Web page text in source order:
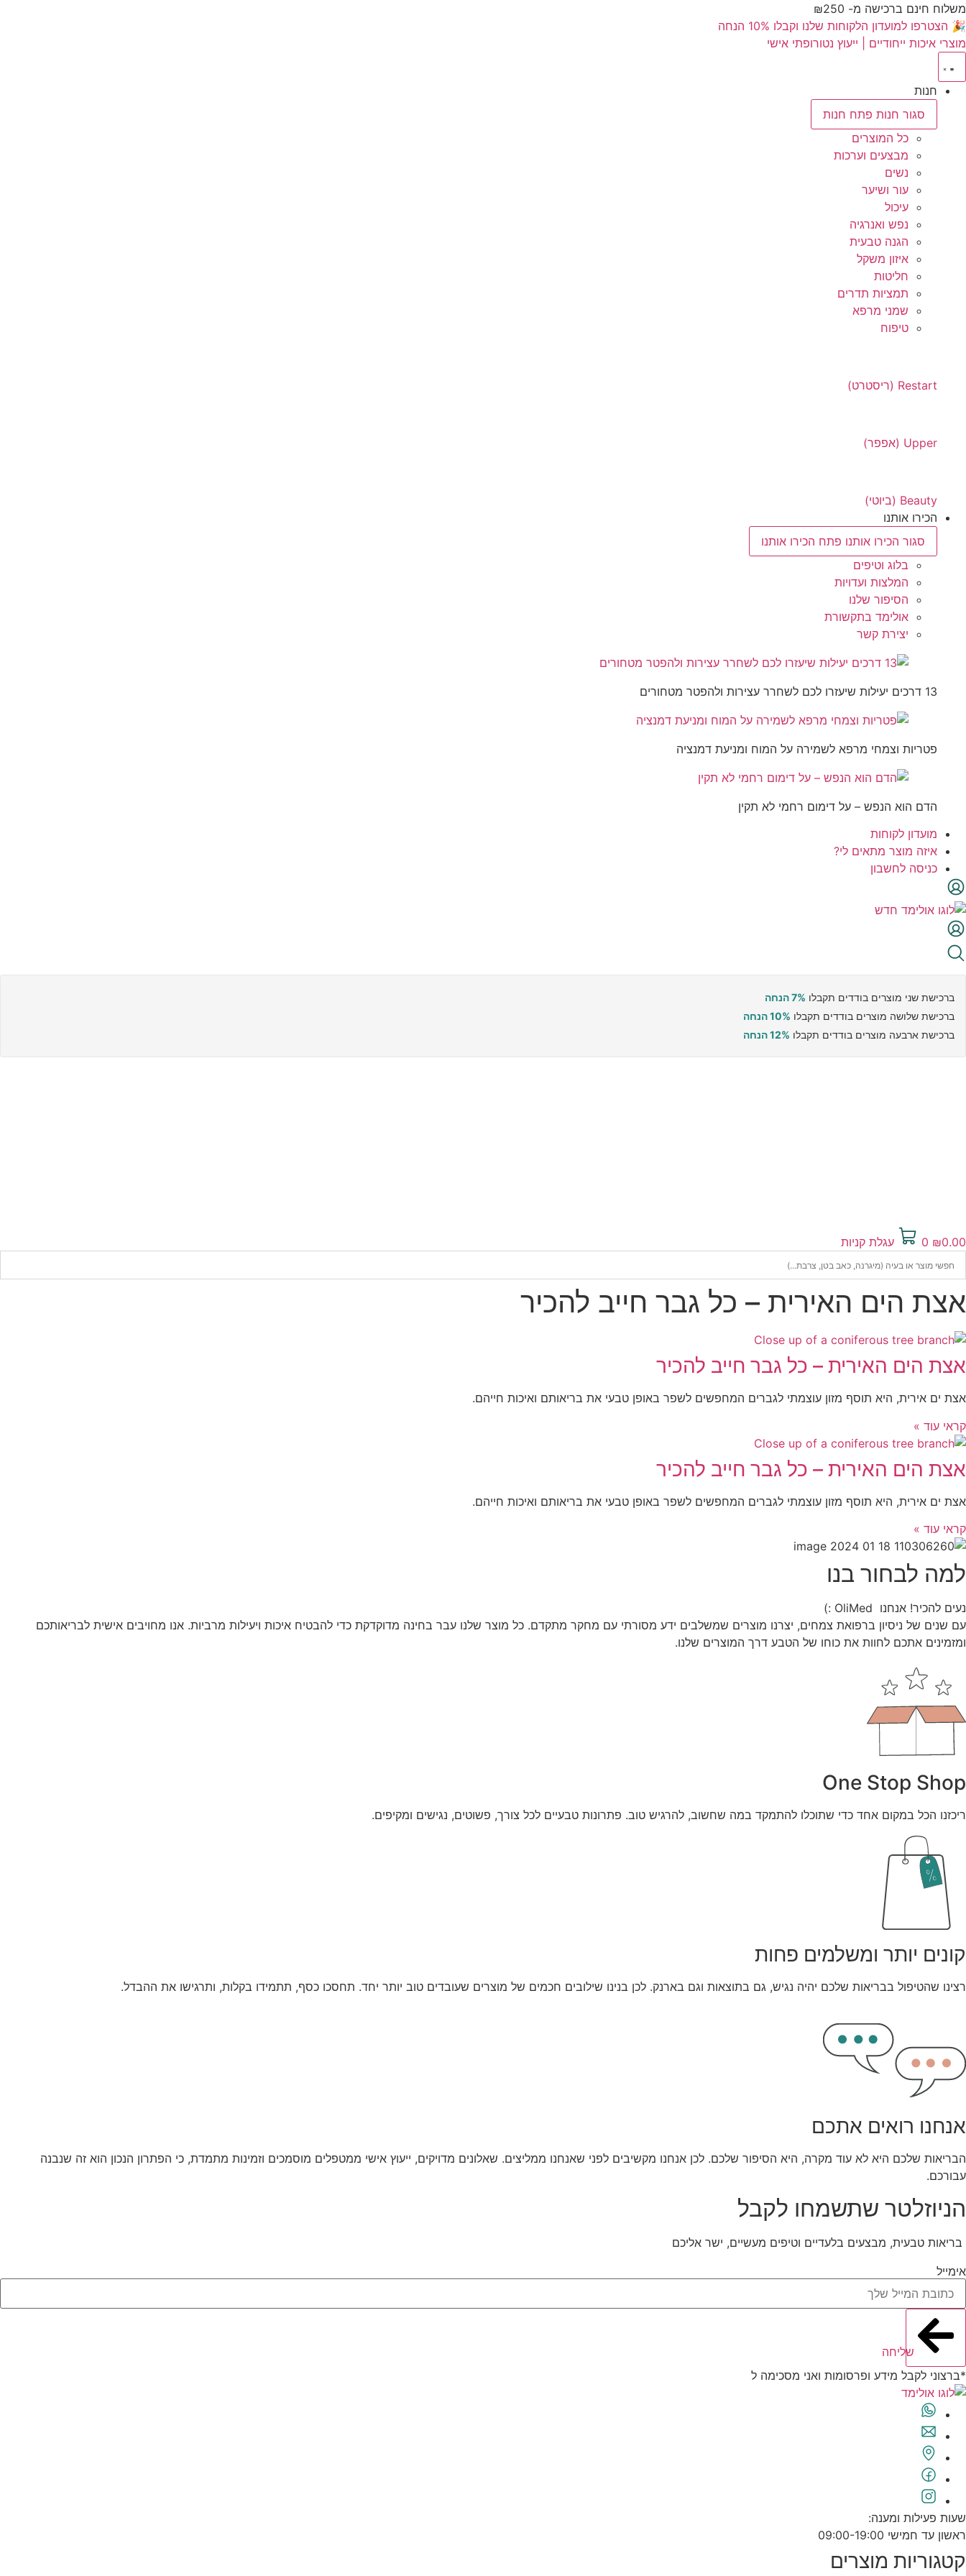
משלוח חינם ברכישה מ- ₪250
🎉 הצטרפו למועדון הלקוחות שלנו וקבלו 10% הנחה
מוצרי איכות ייחודיים | ייעוץ נטורופתי אישי
חנות
סגור חנות פתח חנות
כל המוצרים
מבצעים וערכות
נשים
עור ושיער
עיכול
נפש ואנרגיה
הגנה טבעית
איזון משקל
חליטות
תמציות תדרים
שמני מרפא
טיפוח
Restart (ריסטרט)
Upper (אפפר)
Beauty (ביוטי)
הכירו אותנו
סגור הכירו אותנו פתח הכירו אותנו
בלוג וטיפים
המלצות ועדויות
הסיפור שלנו
אולימד בתקשורת
יצירת קשר
13 דרכים יעילות שיעזרו לכם לשחרר עצירות ולהפטר מטחורים
פטריות וצמחי מרפא לשמירה על המוח ומניעת דמנציה
הדם הוא הנפש – על דימום רחמי לא תקין
מועדון לקוחות
איזה מוצר מתאים לי?
כניסה לחשבון
ברכישת שני מוצרים בודדים תקבלו 7% הנחה
ברכישת שלושה מוצרים בודדים תקבלו 10% הנחה
ברכישת ארבעה מוצרים בודדים תקבלו 12% הנחה
₪0.00
0 עגלת קניות
אצת הים האירית – כל גבר חייב להכיר
אצת הים האירית – כל גבר חייב להכיר
אצת ים אירית, היא תוסף מזון עוצמתי לגברים המחפשים לשפר באופן טבעי את בריאותם ואיכות חייהם.
קראי עוד »
אצת הים האירית – כל גבר חייב להכיר
אצת ים אירית, היא תוסף מזון עוצמתי לגברים המחפשים לשפר באופן טבעי את בריאותם ואיכות חייהם.
קראי עוד »
למה לבחור בנו
נעים להכיר! אנחנו OliMed :)
עם שנים של ניסיון ברפואת צמחים, יצרנו מוצרים שמשלבים ידע מסורתי עם מחקר מתקדם. כל מוצר שלנו עבר בחינה מדוקדקת כדי להבטיח איכות ויעילות מרביות. אנו מחויבים אישית לבריאותכם
ומזמינים אתכם לחוות את כוחו של הטבע דרך המוצרים שלנו.
One Stop Shop
ריכזנו הכל במקום אחד כדי שתוכלו להתמקד במה שחשוב, להרגיש טוב. פתרונות טבעיים לכל צורך, פשוטים, נגישים ומקיפים.
קונים יותר ומשלמים פחות
רצינו שהטיפול בבריאות שלכם יהיה נגיש, גם בתוצאות וגם בארנק. לכן בנינו שילובים חכמים של מוצרים שעובדים טוב יותר יחד. תחסכו כסף, תתמידו בקלות, ותרגישו את ההבדל.
אנחנו רואים אתכם
הבריאות שלכם היא לא עוד מקרה, היא הסיפור שלכם. לכן אנחנו מקשיבים לפני שאנחנו ממליצים. שאלונים מדויקים, ייעוץ אישי ממטפלים מוסמכים וזמינות מתמדת, כי הפתרון הנכון הוא זה שנבנה
עבורכם.
הניוזלטר שתשמחו לקבל
בריאות טבעית, מבצעים בלעדיים וטיפים מעשיים, ישר אליכם
אימייל
שליחה
*ברצוני לקבל מידע ופרסומות ואני מסכימה ל
שעות פעילות ומענה:
ראשון עד חמישי 09:00-19:00
קטגוריות מוצרים